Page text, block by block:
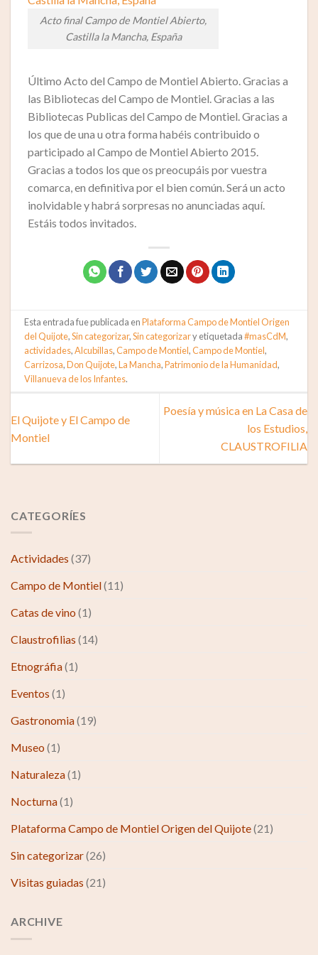
Acto final Campo de Montiel Abierto,
Castilla la Mancha, España
Último Acto del Campo de Montiel Abierto. Gracias a
las Bibliotecas del Campo de Montiel. Gracias a las
Bibliotecas Publicas del Campo de Montiel. Gracias a
los que de una u otra forma habéis contribuido o
participado al Campo de Montiel Abierto 2015.
Gracias a todos los que os preocupáis por vuestra
comarca, en definitiva por el bien común. Será un acto
inolvidable y habrá sorpresas no anunciadas aquí.
Estáis todos invitados.
Esta entrada fue publicada enPlataforma Campo de Montiel Origen
del Quijote,Sin categorizar,Sin categorizary etiquetada#masCdM,
actividades,Alcubillas,Campo de Montiel,Campo de Montiel,
Carrizosa,Don Quijote,La Mancha,Patrimonio de la Humanidad,
Villanueva de los Infantes.
El Quijote y El Campo de
Montiel
Poesía y música en La Casa de
los Estudios,
CLAUSTROFILIA
CATEGORÍES
Actividades (37)
Campo de Montiel(11)
Catas de vino (1)
Claustrofilias (14)
Etnográfia(1)
Eventos (1)
Gastronomia(19)
Museo (1)
Naturaleza(1)
Nocturna(1)
Plataforma Campo de Montiel Origen del Quijote(21)
Sin categorizar(26)
Visitas guiadas (21)
ARCHIVE